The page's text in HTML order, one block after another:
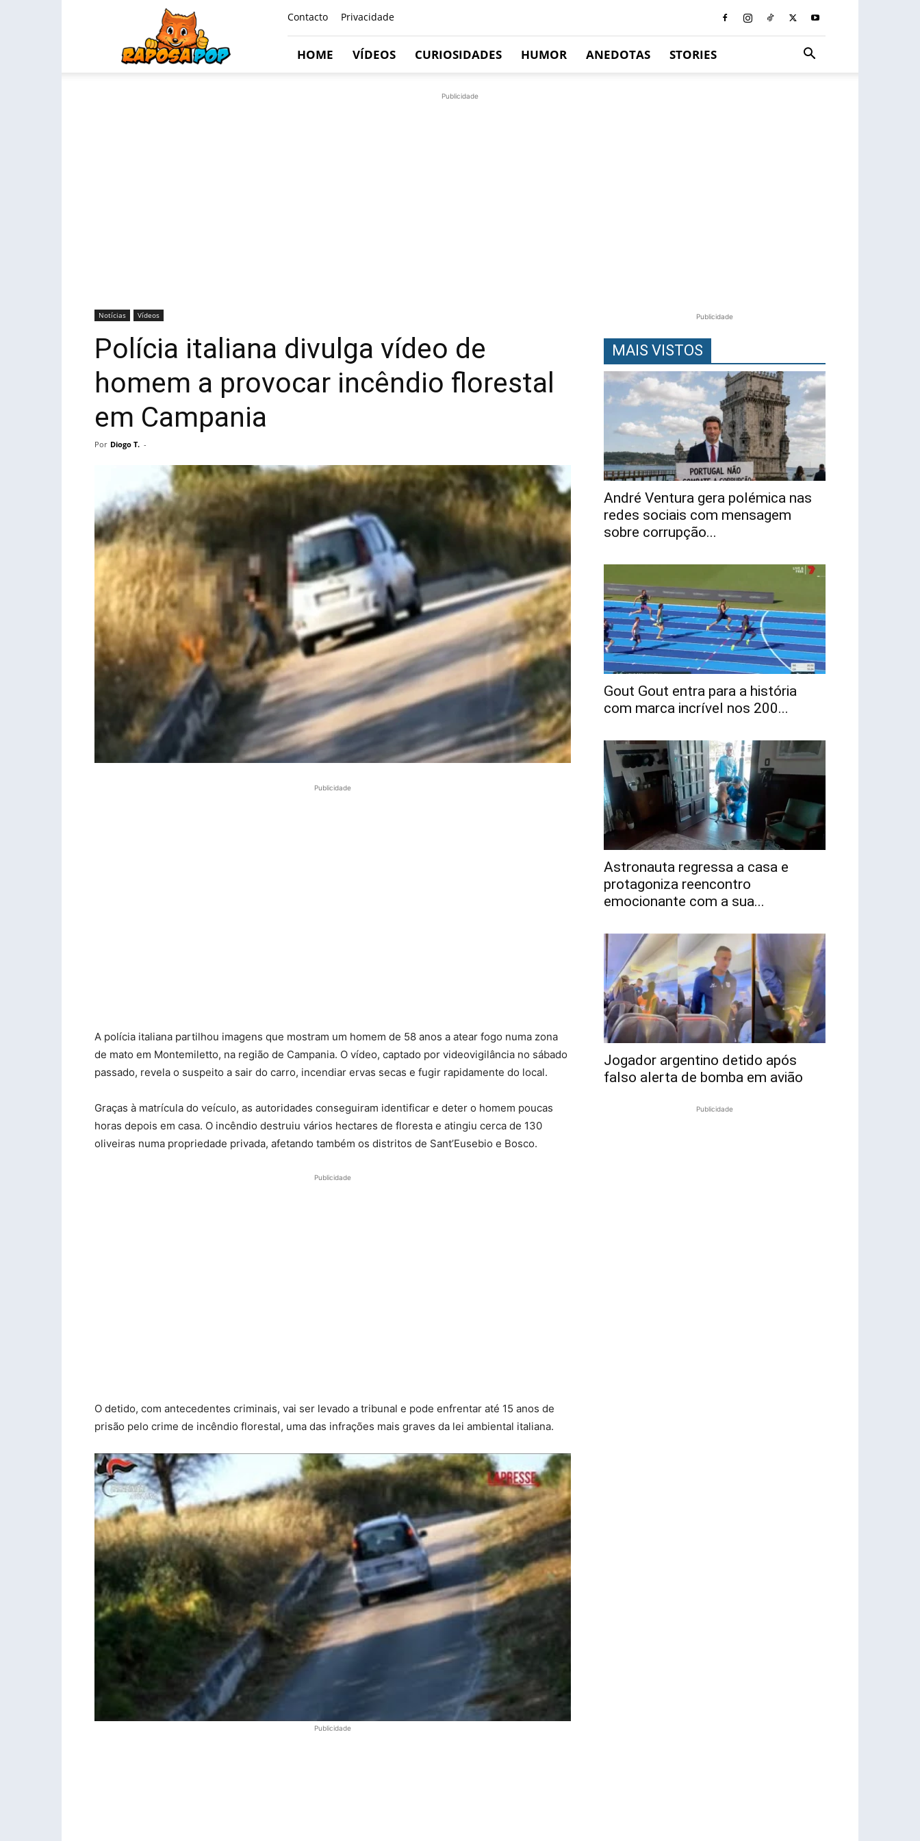
Contacto Privacidade
HOME VÍDEOS CURIOSIDADES HUMOR ANEDOTAS STORIES
Publicidade
Notícias Vídeos
Polícia italiana divulga vídeo de
homem a provocar incêndio florestal
em Campania
Por Diogo T. -
Publicidade
A polícia italiana partilhou imagens que mostram um homem de 58 anos a atear fogo numa zona
de mato em Montemiletto, na região de Campania. O vídeo, captado por videovigilância no sábado
passado, revela o suspeito a sair do carro, incendiar ervas secas e fugir rapidamente do local.
Graças à matrícula do veículo, as autoridades conseguiram identificar e deter o homem poucas
horas depois em casa. O incêndio destruiu vários hectares de floresta e atingiu cerca de 130
oliveiras numa propriedade privada, afetando também os distritos de Sant’Eusebio e Bosco.
Publicidade
O detido, com antecedentes criminais, vai ser levado a tribunal e pode enfrentar até 15 anos de
prisão pelo crime de incêndio florestal, uma das infrações mais graves da lei ambiental italiana.
Publicidade
Publicidade
MAIS VISTOS
André Ventura gera polémica nas
redes sociais com mensagem
sobre corrupção...
Gout Gout entra para a história
com marca incrível nos 200...
Astronauta regressa a casa e
protagoniza reencontro
emocionante com a sua...
Jogador argentino detido após
falso alerta de bomba em avião
Publicidade